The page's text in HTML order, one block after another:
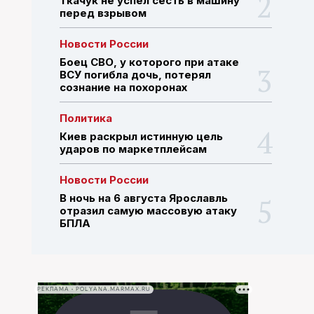
ПО САЙТУ
перед взрывом
Новости России
Боец СВО, у которого при атаке
ВСУ погибла дочь, потерял
сознание на похоронах
Политика
Киев раскрыл истинную цель
ударов по маркетплейсам
Новости России
В ночь на 6 августа Ярославль
отразил самую массовую атаку
БПЛА
РЕКЛАМА • POLYANA.MARMAX.RU